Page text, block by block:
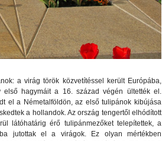
a virág török közvetítéssel került Európába,
hagymáit a 16. század végén ültették el.
el a Németalföldön, az első tulipánok kibújása
a hollandok. Az ország tengertől elhódított
látóhatárig érő tulipánmezőket telepítettek, a
jutottak el a virágok. Ez olyan mértékben